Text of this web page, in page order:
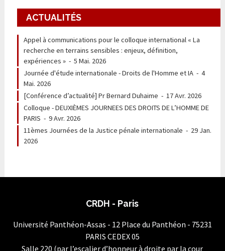
ACTUALITÉS
Appel à communications pour le colloque international « La
recherche en terrains sensibles : enjeux, définition,
expériences »- 5 Mai. 2026
Journée d'étude internationale - Droits de l'Homme et IA- 4
Mai. 2026
[Conférence d’actualité] Pr Bernard Duhaime - 17 Avr. 2026
Colloque - DEUXIÈMES JOURNEES DES DROITS DE L’HOMME DE
PARIS - 9 Avr. 2026
11èmes Journées de la Justice pénale internationale - 29 Jan.
2026
CRDH - Paris
Université Panthéon-Assas - 12 Place du Panthéon - 75231
PARIS CEDEX 05
Salle 220 (par l’escalier d’honneur à droite par la cour